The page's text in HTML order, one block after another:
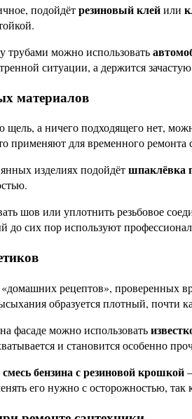
подойдётрезиновый клейили
трубами можно использовать
ситуации, а держится
материалов
а ничего подходящего нет,
применяют для временного
изделиях подойдётшпаклёвка
шов или уплотнить резьбовое
до сих пор используют
«домашних рецептов»,
образуется плотный, почти
фасаде можно использовать
и становится особенно
смесь бензина с резиновой крошкой
его нужно с осторожностью, так